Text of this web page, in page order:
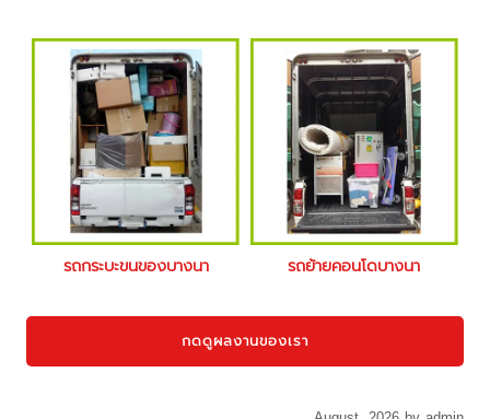
รถกระบะขนของบางนา รถย้ายคอนโดบางนา
กดดูผลงานของเรา